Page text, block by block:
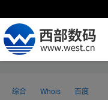
综合 Whois 百度